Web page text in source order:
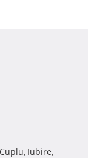
Cuplu, Iubire,